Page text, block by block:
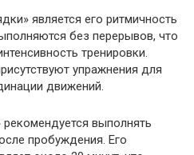
является его ритмичность
без перерывов, что
тренировки.
упражнения для
движений.
выполнять
пробуждения. Его